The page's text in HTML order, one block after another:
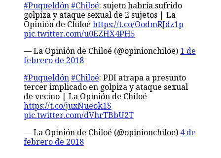
#Puqueldón #Chiloé: sujeto habría sufrido
golpiza y ataque sexual de 2 sujetos | La
Opinión de Chiloé https://t.co/OodmRJdz1p
pic.twitter.com/u0EZHX4PH5
— La Opinión de Chiloé (@opinionchiloe) 1 de
febrero de 2018
#Puqueldón #Chiloé: PDI atrapa a presunto
tercer implicado en golpiza y ataque sexual
de vecino | La Opinión de Chiloé
https://t.co/juxNueok1S
pic.twitter.com/dVhrTBbU2T
— La Opinión de Chiloé (@opinionchiloe) 4 de
febrero de 2018